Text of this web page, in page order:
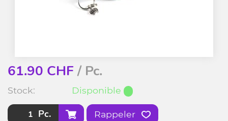
61.90 CHF/ Pc.
Stock: Disponible
Pc. Rappeler